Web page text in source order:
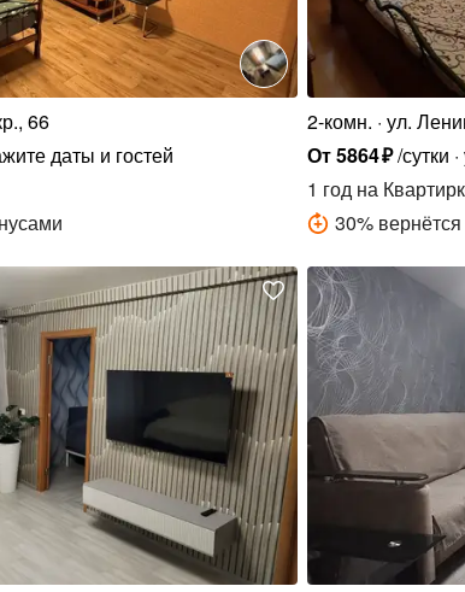
66
даты и гостей
2-комн. ул.
От5864₽/сутки
1 год на
30%